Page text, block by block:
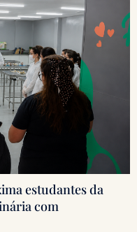
estudantes da
com